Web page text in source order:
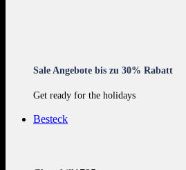
Sale Angebote bis zu 30% Rabatt
Get ready for the holidays
Besteck